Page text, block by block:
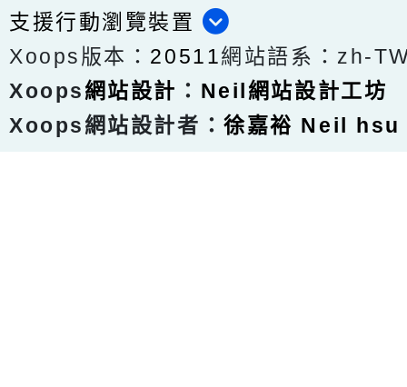
支援行動瀏覽裝置
Xoops版本： 20511網站語系：zh-
Xoops網站設計 ： Neil網站設計工坊
Xoops網站設計者：徐嘉裕 Neil hsu